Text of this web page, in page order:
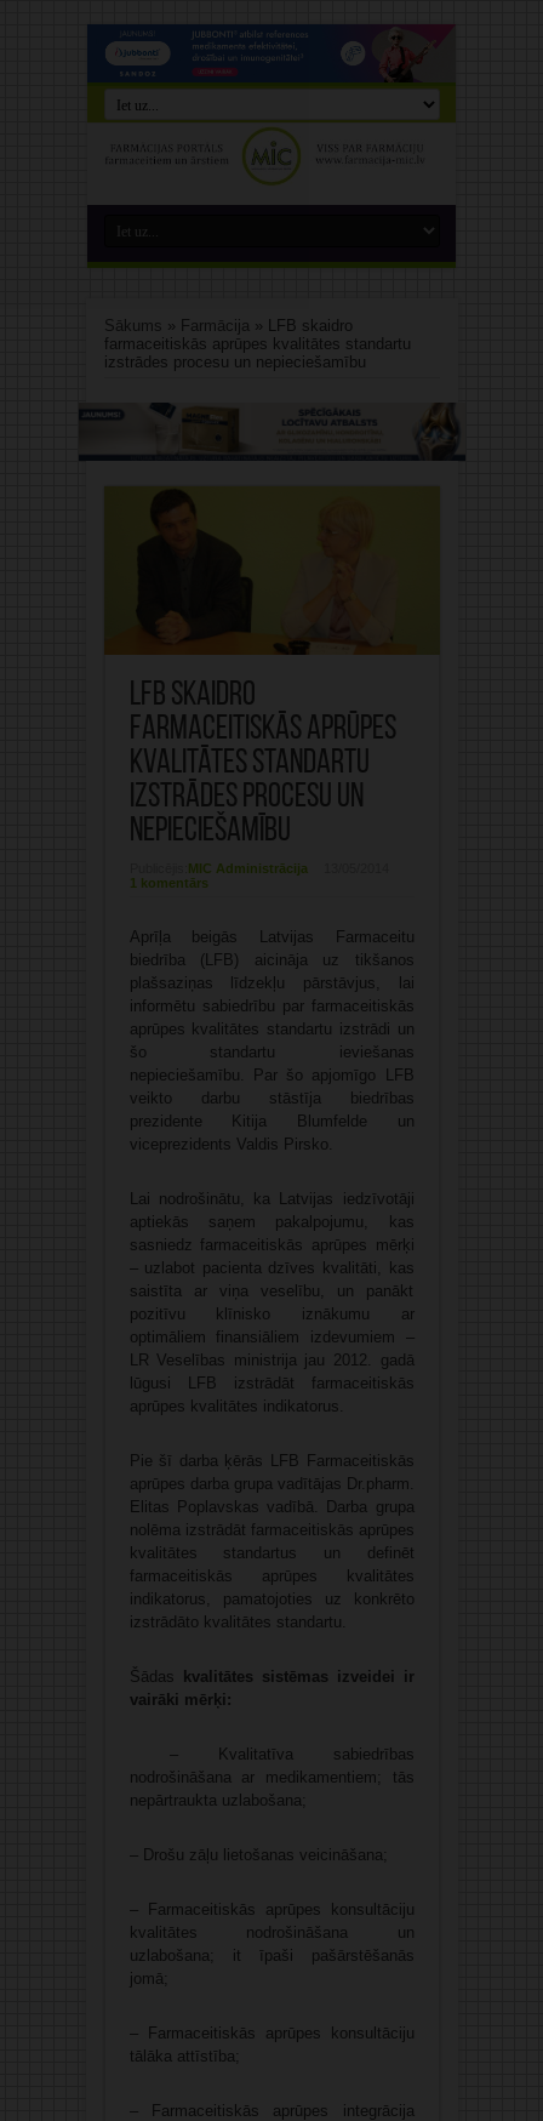
Sākums » Farmācija» LFB skaidro
farmaceitiskās aprūpes kvalitātes standartu
izstrādes procesu un nepieciešamību
LFB skaidro
farmaceitiskās aprūpes
kvalitātes standartu
izstrādes procesu un
nepieciešamību
MIC Administrācija
1 komentārs
Aprīļa beigās Latvijas Farmaceitu
biedrība (LFB) aicināja uz tikšanos
plašsaziņas līdzekļu pārstāvjus, lai
informētu sabiedrību par farmaceitiskās
aprūpes kvalitātes standartu izstrādi un
šo standartu ieviešanas
nepieciešamību. Par šo apjomīgo LFB
veikto darbu stāstīja biedrības
prezidente Kitija Blumfelde un
viceprezidents Valdis Pirsko.
Lai nodrošinātu, ka Latvijas iedzīvotāji
aptiekās saņem pakalpojumu, kas
sasniedz farmaceitiskās aprūpes mērķi
– uzlabot pacienta dzīves kvalitāti, kas
saistīta ar viņa veselību, un panākt
pozitīvu klīnisko iznākumu ar
optimāliem finansiāliem izdevumiem –
LR Veselības ministrija jau 2012. gadā
lūgusi LFB izstrādāt farmaceitiskās
aprūpes kvalitātes indikatorus.
Pie šī darba ķērās LFB Farmaceitiskās
aprūpes darba grupa vadītājas Dr.pharm.
Elitas Poplavskas vadībā. Darba grupa
nolēma izstrādāt farmaceitiskās aprūpes
kvalitātes standartus un definēt
farmaceitiskās aprūpes kvalitātes
indikatorus, pamatojoties uz konkrēto
izstrādāto kvalitātes standartu.
Šādas
kvalitātes sistēmas izveidei ir
vairāki mērķi:
– Kvalitatīva sabiedrības
nodrošināšana ar medikamentiem; tās
nepārtraukta uzlabošana;
– Drošu zāļu lietošanas veicināšana;
– Farmaceitiskās aprūpes konsultāciju
kvalitātes nodrošināšana un
uzlabošana; it īpaši pašārstēšanās
jomā;
– Farmaceitiskās aprūpes konsultāciju
tālāka attīstība;
– Farmaceitiskās aprūpes integrācija